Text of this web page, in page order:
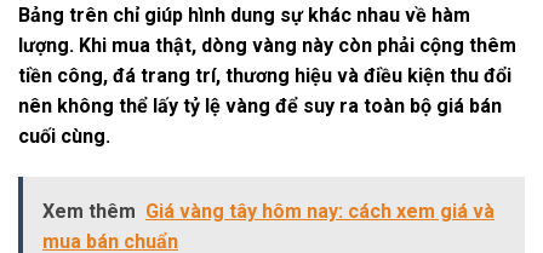
Bảng trên chỉ giúp hình dung sự khác nhau về hàm
lượng. Khi mua thật, dòng vàng này còn phải cộng thêm
tiền công, đá trang trí, thương hiệu và điều kiện thu đổi
nên không thể lấy tỷ lệ vàng để suy ra toàn bộ giá bán
cuối cùng.
Xem thêm Giá vàng tây hôm nay: cách xem giá và
mua bán chuẩn